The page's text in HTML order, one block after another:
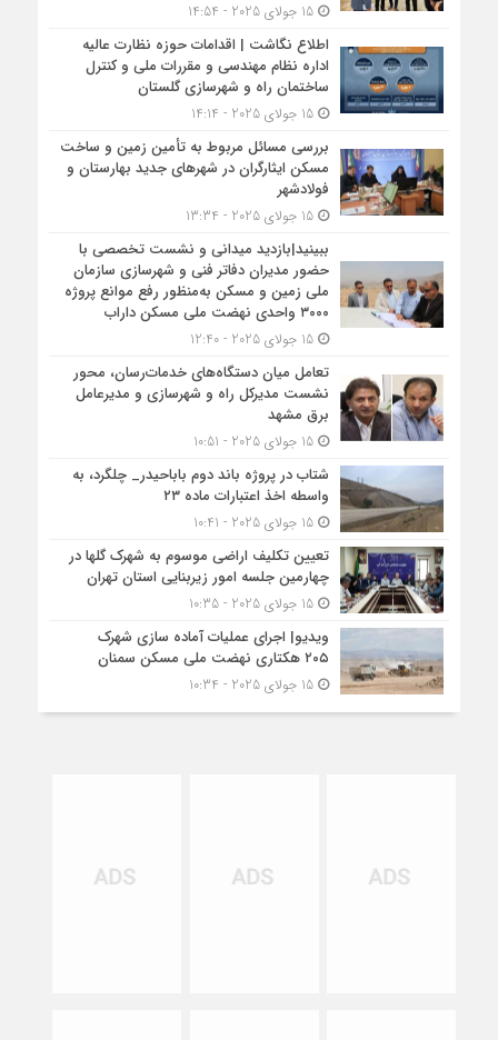
15 جولای 2025 - 14:54
اطلاع نگاشت | اقدامات حوزه نظارت عالیه
اداره نظام مهندسی و مقررات ملی و کنترل
ساختمان راه و شهرسازی گلستان
15 جولای 2025 - 14:14
بررسی مسائل مربوط به تأمین زمین و ساخت
مسکن ایثارگران در شهرهای جدید بهارستان و
فولادشهر
15 جولای 2025 - 13:34
ببینید|بازدید میدانی و نشست تخصصی با
حضور مدیران دفاتر فنی و شهرسازی سازمان
ملی زمین و مسکن به‌منظور رفع موانع پروژه
۳۰۰۰ واحدی نهضت ملی مسکن داراب
15 جولای 2025 - 12:40
تعامل میان دستگاه‌های خدمات‌رسان، محور
نشست مدیرکل راه و شهرسازی و مدیرعامل
برق مشهد
15 جولای 2025 - 10:51
شتاب در پروژه باند دوم باباحیدر_ چلگرد، به
واسطه اخذ اعتبارات ماده ۲۳
15 جولای 2025 - 10:41
تعیین تکلیف اراضی موسوم به شهرک گلها در
چهارمین جلسه امور زیربنایی استان تهران
15 جولای 2025 - 10:35
ویدیو| اجرای عملیات آماده سازی شهرک
۲۰۵ هکتاری نهضت ملی مسکن سمنان
15 جولای 2025 - 10:34